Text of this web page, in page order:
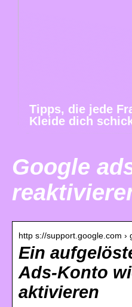
Tipps, die jede
Kleide dich
Google
http s://support.google.com ›
Ein
Ads-Konto
aktivieren